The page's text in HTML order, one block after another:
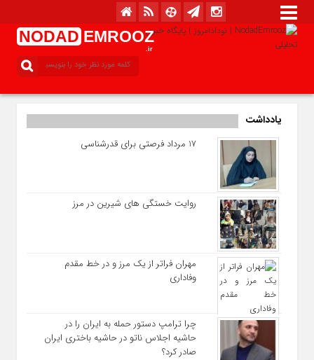
NODAD EMROOZ
.ir
یادداشت
17 مرداد فرصتی برای قدرشناسی
روایت خستگی‌ های شیرین در مرز
مهران فراتر از یک مرز و در خط مقدم
وفاداری
چرا ترامپ دستور حمله به ایران را در
حاشیه اجلاس ناتو در حاشیه باختری ایران
صادر کرد؟